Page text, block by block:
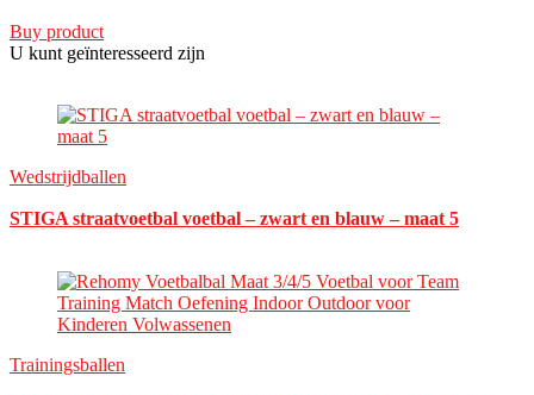
Buy product
U kunt geïnteresseerd zijn
Wedstrijdballen
STIGA straatvoetbal voetbal – zwart en blauw – maat 5
Trainingsballen